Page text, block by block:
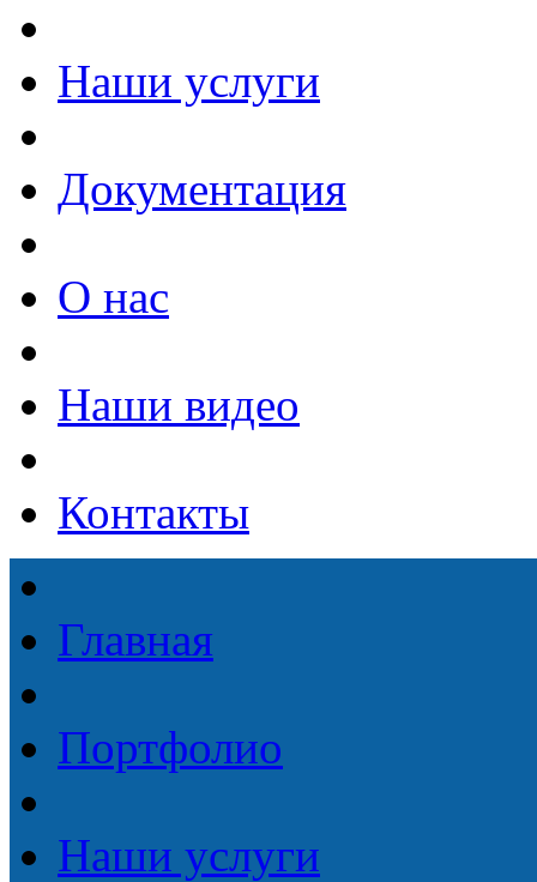
Наши услуги
Документация
О нас
Наши видео
Контакты
Главная
Портфолио
Наши услуги